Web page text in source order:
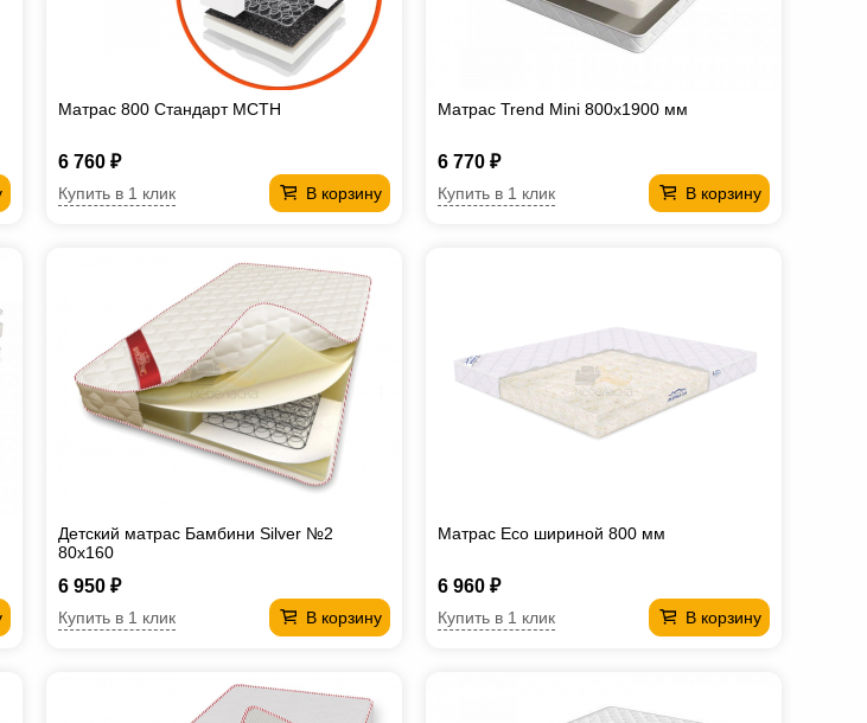
Матрас 800 Стандарт МСТН
6 760 ₽
В корзину
Купить в 1 клик
Матрас Trend Mini 800х1900 мм
6 770 ₽
В корзину
Купить в 1 клик
Детский матрас Бамбини Silver №2
80х160
6 950 ₽
В корзину
Купить в 1 клик
Матрас Eco шириной 800 мм
6 960 ₽
В корзину
Купить в 1 клик